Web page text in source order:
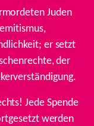
Juden
er setzt
der
Jede Spende
werden